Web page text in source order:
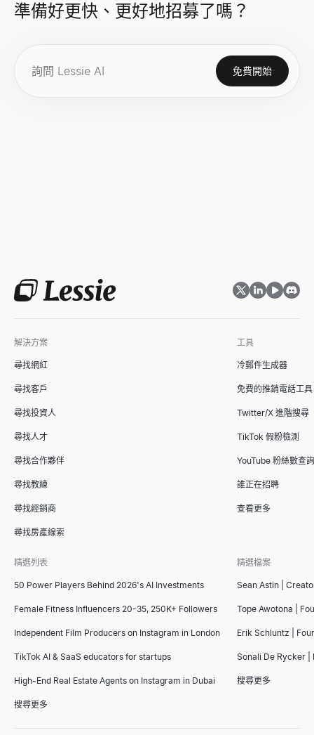
準備好更快、更好地招募了嗎？
免費開始
解決方案
尋找網紅
尋找客戶
尋找投資人
尋找人才
尋找合作夥伴
尋找教練
尋找經銷商
尋找房產線索
工具
冷郵件生成器
免費的推銷電話工具
Twitter/X 進階搜尋
TikTok 假粉檢測
YouTube 粉絲數查詢
誰正在招聘
查看更多
精選列表
50 Power Players Behind 2026's AI Investments
Female Fitness Influencers 20-35, 250K+ Followers
Independent Film Producers on Instagram in London
TikTok AI & SaaS educators for startups
High-End Real Estate Agents on Instagram in Dubai
搜尋更多
精選檔案
Sean Astin |
Tope Awotona |
Erik Schluntz |
Sonali De Rycker |
搜尋更多